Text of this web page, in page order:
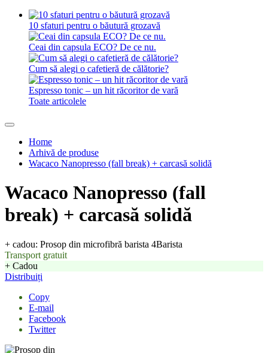
10 sfaturi pentru o băutură grozavă
Ceai din capsula ECO? De ce nu.
Cum să alegi o cafetieră de călătorie?
Espresso tonic – un hit răcoritor de vară
Toate articolele
Home
Arhivă de produse
Wacaco Nanopresso (fall break) + carcasă solidă
Wacaco Nanopresso (fall
break) + carcasă solidă
+ cadou: Prosop din microfibră barista 4Barista
Transport gratuit
+ Cadou
Distribuiți
Copy
E-mail
Facebook
Twitter